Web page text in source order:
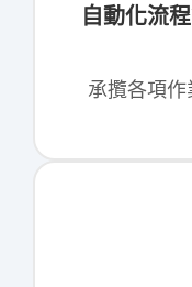
自動化流
承攬各項